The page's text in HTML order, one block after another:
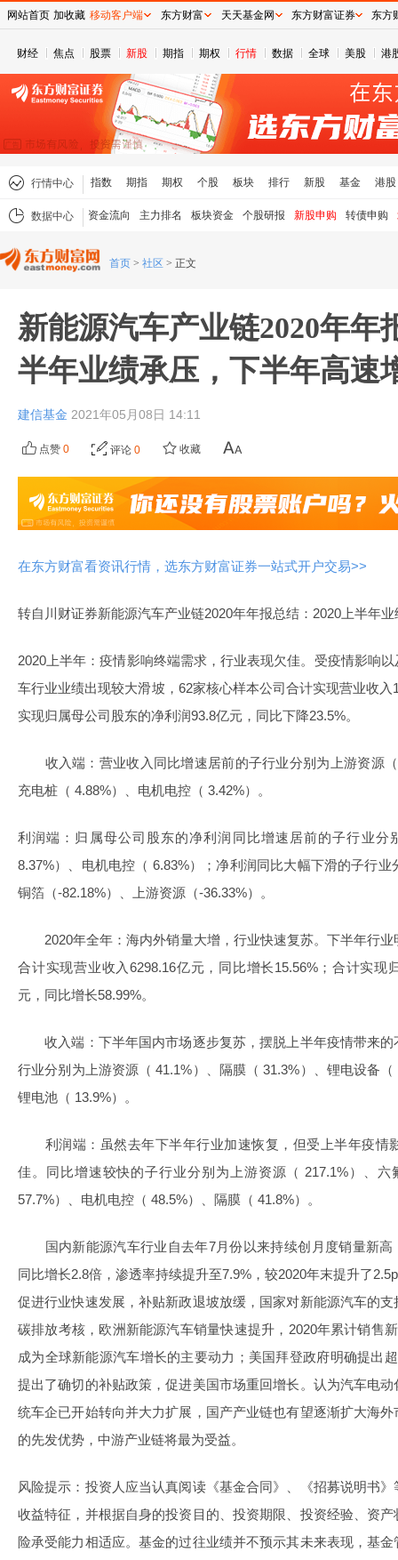
财经 焦点 股票 新股 期指 期权 行情 数据 全球 美股 港
行情中心 指数 期指 期权 个股 板块 排行 新股 基金 港股
数据中心 资金流向 主力排名 板块资金 个股研报 新股申购 转债申购
首页 > 社区 > 正文
新能源汽车产业链2020年年
半年业绩承压，下半年高速
建信基金 2021年05月08日 14:11
点赞 0 评论 0 收藏
在东方财富看资讯行情，选东方财富证券一站式开户交易>>
转自川财证券新能源汽车产业链2020年年报总结：2020上半年
2020上半年：疫情影响终端需求，行业表现欠佳。受疫情影响
车行业业绩出现较大滑坡，62家核心样本公司合计实现营业收
实现归属母公司股东的净利润93.8亿元，同比下降23.5%。
收入端：营业收入同比增速居前的子行业分别为上游资源（
充电桩（ 4.88%）、电机电控（ 3.42%）。
利润端：归属母公司股东的净利润同比增速居前的子行业分
8.37%）、电机电控（ 6.83%）；净利润同比大幅下滑的子行
铜箔（-82.18%）、上游资源（-36.33%）。
2020年全年：海内外销量大增，行业快速复苏。下半年行业
合计实现营业收入6298.16亿元，同比增长15.56%；合计实现
元，同比增长58.99%。
收入端：下半年国内市场逐步复苏，摆脱上半年疫情带来的
行业分别为上游资源（ 41.1%）、隔膜（ 31.3%）、锂电设备
锂电池（ 13.9%）。
利润端：虽然去年下半年行业加速恢复，但受上半年疫情
佳。同比增速较快的子行业分别为上游资源（ 217.1%）、六
57.7%）、电机电控（ 48.5%）、隔膜（ 41.8%）。
国内新能源汽车行业自去年7月份以来持续创月度销量新高
同比增长2.8倍，渗透率持续提升至7.9%，较2020年末提升了
促进行业快速发展，补贴新政退坡放缓，国家对新能源汽车的
碳排放考核，欧洲新能源汽车销量快速提升，2020年累计销售
成为全球新能源汽车增长的主要动力；美国拜登政府明确提出
提出了确切的补贴政策，促进美国市场重回增长。认为汽车电
统车企已开始转向并大力扩展，国产产业链也有望逐渐扩大海
的先发优势，中游产业链将最为受益。
风险提示：投资人应当认真阅读《基金合同》、《招募说明书
收益特征，并根据自身的投资目的、投资期限、投资经验、资
险承受能力相适应。基金的过往业绩并不预示其未来表现，基
网站首页 加收藏 移动客户端 东方财富 天天基金网 东方财富证券 东方